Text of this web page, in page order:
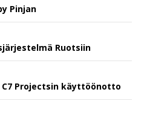
Pinjan
Ruotsiin
Projectsin käyttöönotto